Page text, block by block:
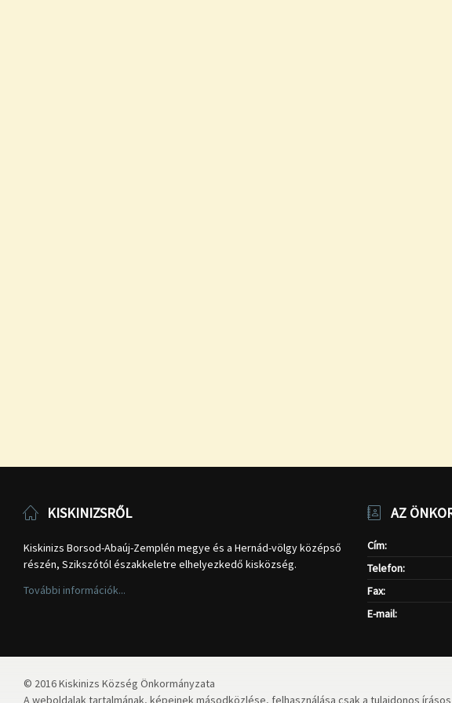
KISKINIZSRŐL
Kiskinizs Borsod-Abaúj-Zemplén megye és a Hernád-völgy középső
részén, Szikszótól északkeletre elhelyezkedő kisközség.
További információk...
AZ
Cím:
Telefon:
Fax:
E-mail:
© 2016 Kiskinizs Község Önkormányzata
A weboldalak tartalmának, képeinek másodközlése, felhasználása csak a tulajdonos